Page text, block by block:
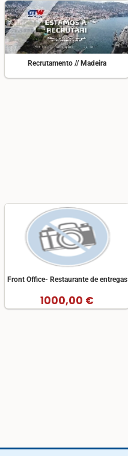
Recrutamento // Madeira
Front Office- Restaurante de entregas
1000,00 €